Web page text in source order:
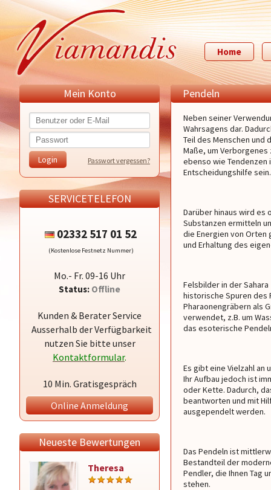
Home
Mein Konto
Passwort vergessen?
SERVICETELEFON
02332 517 01 52
(Kostenlose Festnetz Nummer)
Mo.- Fr. 09-16 Uhr
Status: Offline
Kunden & Berater Service
Ausserhalb der Verfügbarkeit
nutzen Sie bitte unser
Kontaktformular.
10 Min. Gratisgespräch
Online Anmeldung
Neueste Bewertungen
Theresa Irina
Pendeln
Neben seiner
Wahrsagens dar.
Teil des Menschen und
Maße, um
ebenso wie Tendenzen
Entscheidungshilfe sein.
Darüber hinaus wird
Substanzen ermitteln
die Energien von Orten
und Erhaltung des
Felsbilder in der
historische Spuren des
Pharaonengräbern als
verwendet, z.B. um
das esoterische
Es gibt eine Vielzahl an
Ihr Aufbau jedoch ist
oder Kette. Dadurch,
beantworten und mit
ausgependelt werden.
Das Pendeln ist
Bestandteil der
Pendler, die Ihnen Tag
stehen.